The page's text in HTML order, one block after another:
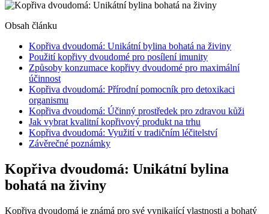
Obsah článku
Kopřiva dvoudomá: Unikátní bylina bohatá na živiny
Použití kopřivy dvoudomé pro posílení imunity
Způsoby konzumace kopřivy dvoudomé pro maximální
účinnost
Kopřiva dvoudomá: Přírodní pomocník pro detoxikaci
organismu
Kopřiva dvoudomá: Účinný prostředek pro zdravou kůži
Jak vybrat kvalitní kopřivový produkt na trhu
Kopřiva dvoudomá: Využití v tradičním léčitelství
Závěrečné poznámky
Kopřiva dvoudomá: Unikátní bylina
bohatá na živiny
Kopřiva dvoudomá je známá pro své vynikající vlastnosti a bohatý